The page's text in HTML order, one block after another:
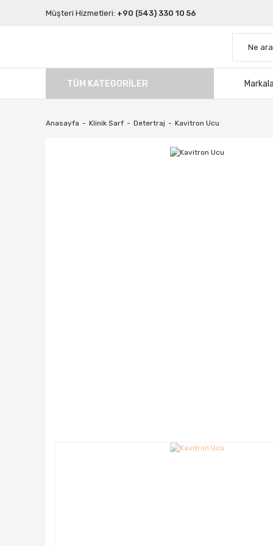
Müşteri Hizmetleri: +90 (543) 330 10 56
TÜM KATEGORILER
Anasayfa Klinik Sarf Detertraj Kavitron Ucu